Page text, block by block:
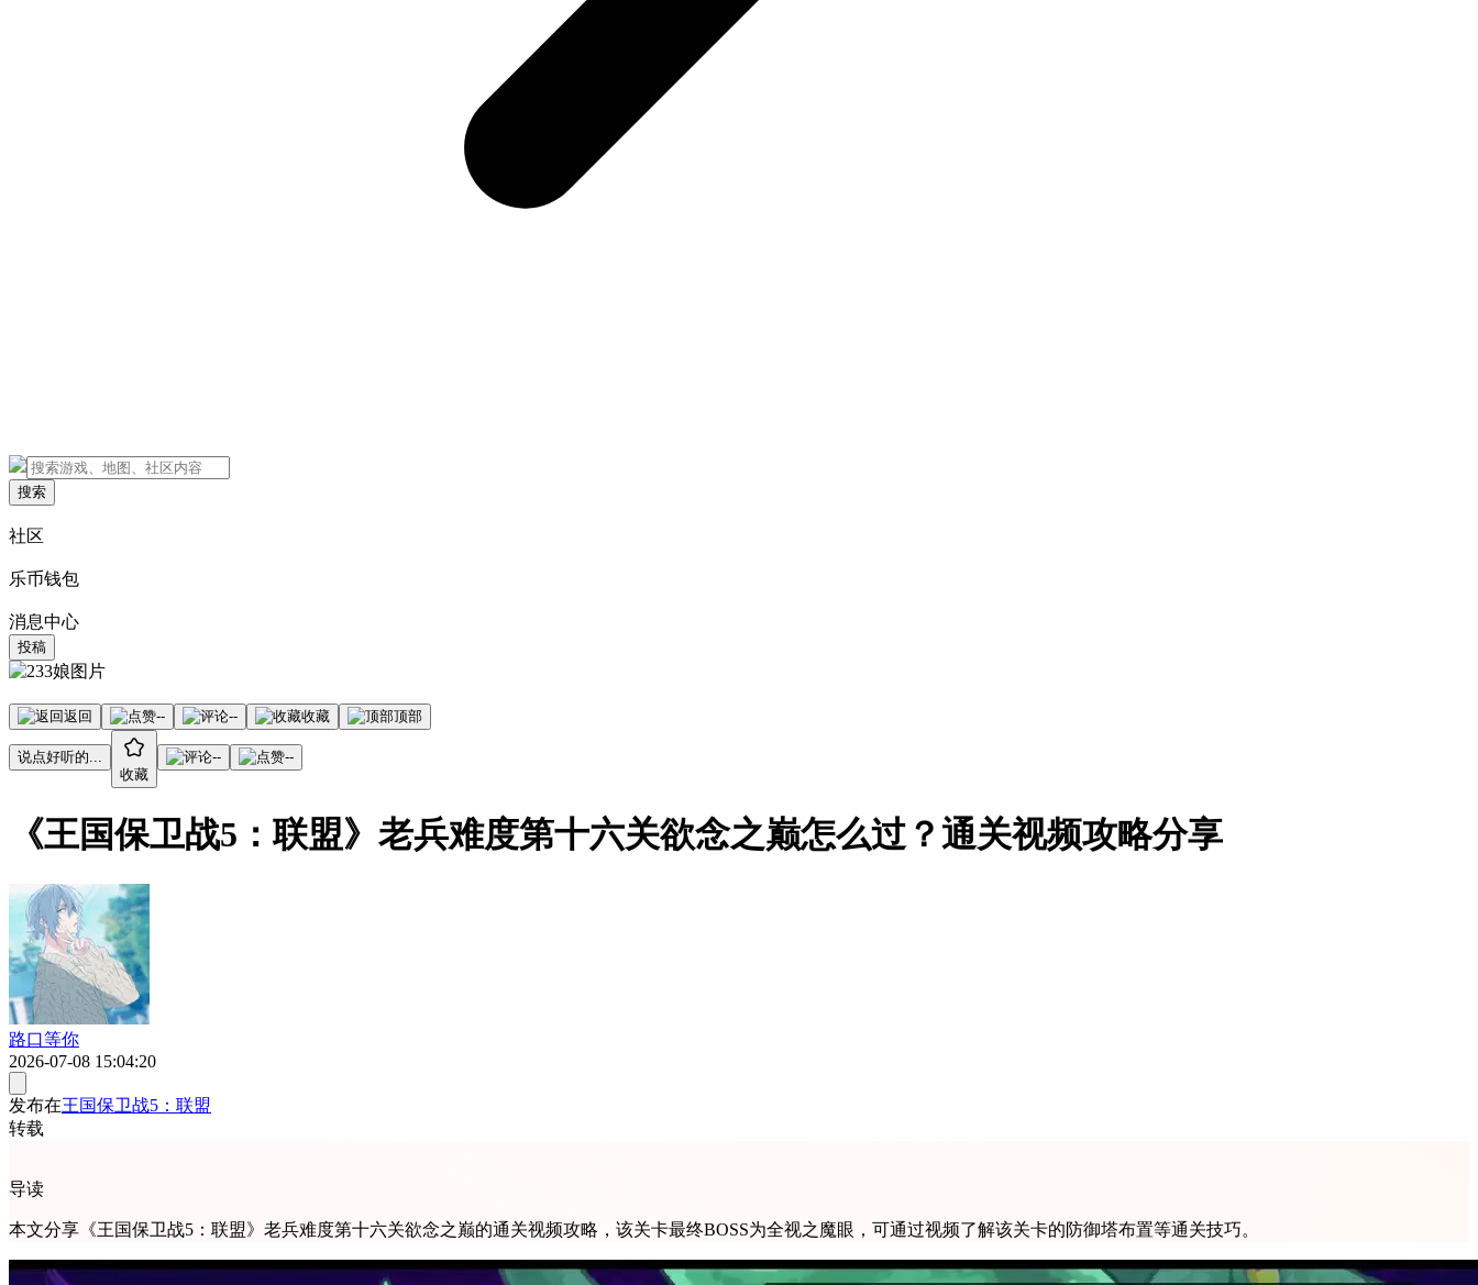
搜索
社区
乐币钱包
消息中心
投稿
返回 -- -- 收藏 顶部
说点好听的...
收藏
-- --
《王国保卫战5：联盟》老兵难度第十六关欲念之巅怎么过？通关视频攻略分享
路口等你
2026-07-08 15:04:20
发布在王国保卫战5：联盟
转载
导读
本文分享《王国保卫战5：联盟》老兵难度第十六关欲念之巅的通关视频攻略，该关卡最终BOSS为全视之魔眼，可通过视频了解该关卡的防御塔布置等通关技巧。